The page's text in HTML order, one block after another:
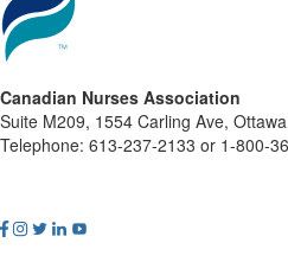
Canadian Nurses Association
Suite M209, 1554 Carling Ave,
Telephone: 613-237-2133 or 1-800-